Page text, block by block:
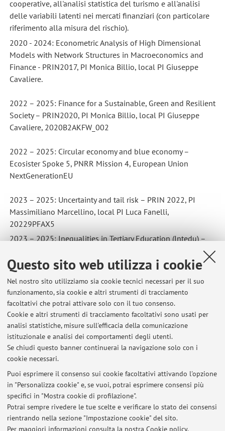
Questo sito web utilizza i cookie
Nel nostro sito utilizziamo sia cookie tecnici necessari per il suo
funzionamento, sia cookie e altri strumenti di tracciamento
facoltativi che potrai attivare solo con il tuo consenso.
Cookie e altri strumenti di tracciamento facoltativi sono usati per
analisi statistiche, misure sull'efficacia della comunicazione
istituzionale e analisi dei comportamenti degli utenti.
Se chiudi questo banner continuerai la navigazione solo con i
cookie necessari.
Puoi esprimere il consenso sui cookie facoltativi attivando l'opzione
in "Personalizza cookie" e, se vuoi, potrai esprimere consensi più
specifici in "Mostra cookie di profilazione".
Potrai sempre rivedere le tue scelte e verificare lo stato dei consensi
rientrando nella sezione "Impostazione cookie" del sito.
Per maggiori informazioni consulta la nostra Cookie policy.
cooperative, all'analisi statistica del turismo e all'analisi
delle variabili latenti nei mercati finanziari (con particolare
riferimento alla misura del rischio).
2020 - 2024: Econometric Analysis of High Dimensional
Models with Network Structures in Macroeconomics and
Finance - PRIN2017, PI Monica Billio, local PI Giuseppe
Cavaliere.
2022 – 2025: Finance for a Sustainable, Green and Resilient
Society – PRIN2020, PI Monica Billio, local PI Giuseppe
Cavaliere, 2020B2AKFW_002
2022 – 2025: Circular economy and blue economy –
Ecosister Spoke 5, PNRR Mission 4, European Union
NextGenerationEU
2023 – 2025: Uncertainty and tail risk – PRIN 2022, PI
Massimiliano Marcellino, local PI Luca Fanelli,
20229PFAX5
2023 – 2025: Inequalities in Tertiary Education (Intedu) –
PRIN PNRR 2022, PI Giuseppe Pignataro, local PI Giuseppe
Pignataro, P2022C572P
2024 – 2027: Horizon Europe Remaking – Remote working
multiple impacts in the age of disruptions: socio-economic
transformation, territorial rethinking and policy actions
2025 – 2028: Horizon EU EVOSST - Evaluation and
Valorization of Social Services for a Sustainable Transition –
101178789
Ultimi avvisi
Al momento non sono presenti avvisi.